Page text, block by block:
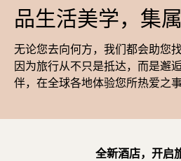
品生活美学，集
无论您去向何方，我们都会助您
因为旅行从不只是抵达，而是邂
伴，在全球各地体验您所热爱之事
全新酒店，开启